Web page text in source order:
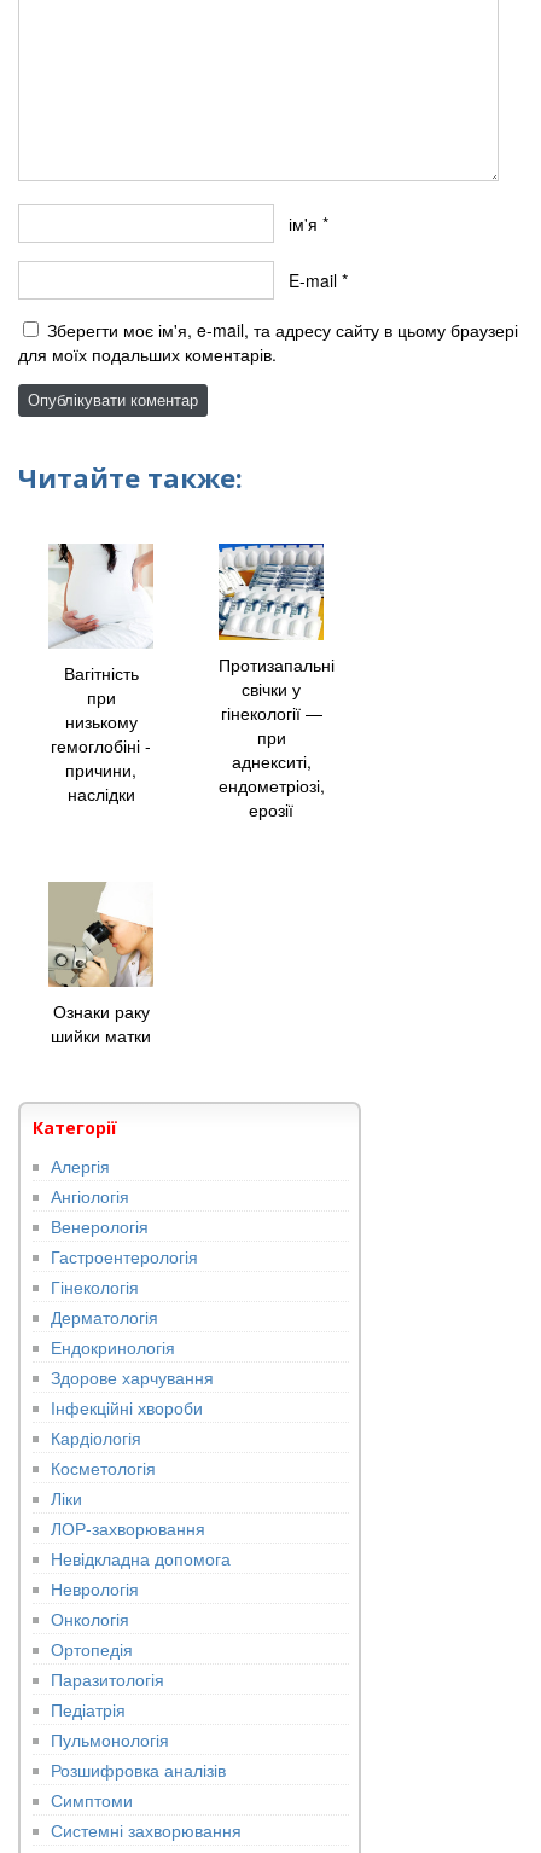
ім'я *
E-mail *
Зберегти моє ім'я, e-mail, та адресу сайту в цьому браузері
для моїх подальших коментарів.
Читайте также:
Вагітність
при
низькому
гемоглобіні -
причини,
наслідки
Протизапальні
свічки у
гінекології —
при
аднекситі,
ендометріозі,
ерозії
Ознаки раку
шийки матки
Категорії
Алергія
Ангіологія
Венерологія
Гастроентерологія
Гінекологія
Дерматологія
Ендокринологія
Здорове харчування
Інфекційні хвороби
Кардіологія
Косметологія
Ліки
ЛОР-захворювання
Невідкладна допомога
Неврологія
Онкологія
Ортопедія
Паразитологія
Педіатрія
Пульмонологія
Розшифровка аналізів
Симптоми
Системні захворювання